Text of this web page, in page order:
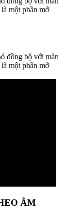
một phần mở
đồng bộ với màn
một phần mở
ÂM